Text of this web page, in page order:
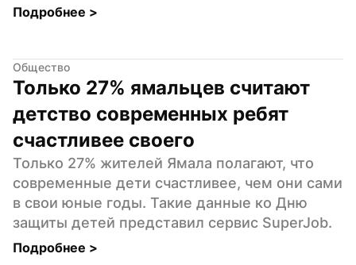
Подробнее >
Общество
Только 27% ямальцев считают
детство современных ребят
счастливее своего
Только 27% жителей Ямала полагают, что
современные дети счастливее, чем они сами
в свои юные годы. Такие данные ко Дню
защиты детей представил сервис SuperJob.
Подробнее >